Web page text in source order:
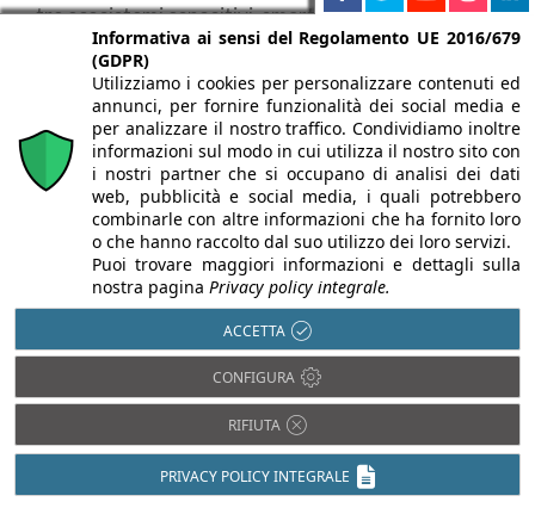
tre ecosistemi espositivi, smart living e business
internazionale ...
Informativa ai sensi del Regolamento UE 2016/679
(GDPR)
Utilizziamo i cookies per personalizzare contenuti ed
annunci, per fornire funzionalità dei social media e
per analizzare il nostro traffico. Condividiamo inoltre
informazioni sul modo in cui utilizza il nostro sito con
i nostri partner che si occupano di analisi dei dati
web, pubblicità e social media, i quali potrebbero
combinarle con altre informazioni che ha fornito loro
o che hanno raccolto dal suo utilizzo dei loro servizi.
Puoi trovare maggiori informazioni e dettagli sulla
nostra pagina Privacy policy integrale.
ACCETTA
CONFIGURA
RIFIUTA
PRIVACY POLICY INTEGRALE